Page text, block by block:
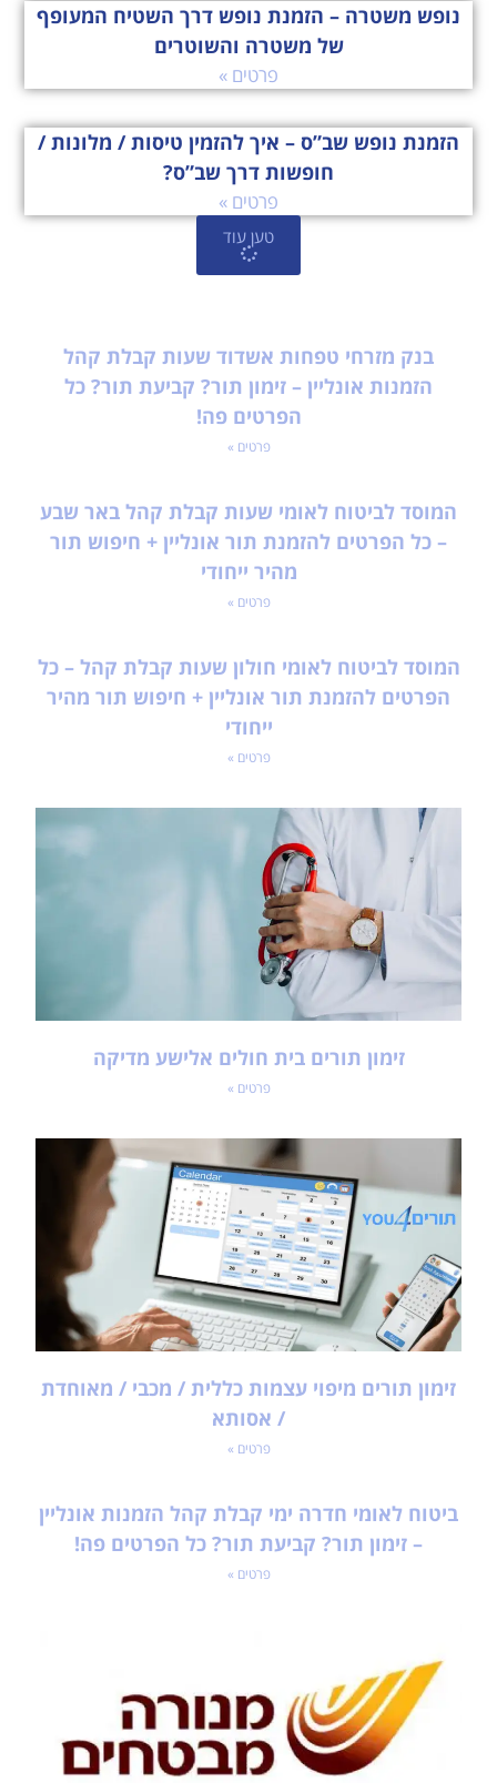
נופש משטרה – הזמנת נופש דרך השטיח המעופף
של משטרה והשוטרים
פרטים »
הזמנת נופש שב”ס – איך להזמין טיסות / מלונות /
חופשות דרך שב”ס?
פרטים »
טען עוד
בנק מזרחי טפחות אשדוד שעות קבלת קהל
הזמנות אונליין – זימון תור? קביעת תור? כל
הפרטים פה!
פרטים »
המוסד לביטוח לאומי שעות קבלת קהל באר שבע
– כל הפרטים להזמנת תור אונליין + חיפוש תור
מהיר ייחודי
פרטים »
המוסד לביטוח לאומי חולון שעות קבלת קהל – כל
הפרטים להזמנת תור אונליין + חיפוש תור מהיר
ייחודי
פרטים »
זימון תורים בית חולים אלישע מדיקה
פרטים »
זימון תורים מיפוי עצמות כללית / מכבי / מאוחדת
/ אסותא
פרטים »
ביטוח לאומי חדרה ימי קבלת קהל הזמנות אונליין
– זימון תור? קביעת תור? כל הפרטים פה!
פרטים »